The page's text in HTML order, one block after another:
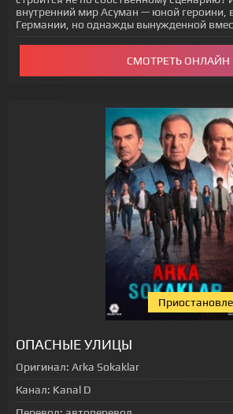
внутренний мир Асуман — юной героини,
Германии, но однажды вынужденной
СМОТРЕТЬ ОНЛАЙН
ОПАСНЫЕ УЛИЦЫ
Оригинал: Arka Sokaklar
Канал: Kanal D